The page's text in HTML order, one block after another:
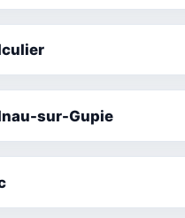
sur-Gupie